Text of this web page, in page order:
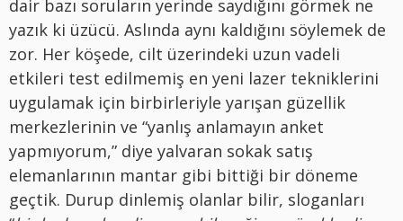
dair bazı soruların yerinde saydığını görmek ne
yazık ki üzücü. Aslında aynı kaldığını söylemek de
zor. Her köşede, cilt üzerindeki uzun vadeli
etkileri test edilmemiş en yeni lazer tekniklerini
uygulamak için birbirleriyle yarışan güzellik
merkezlerinin ve “yanlış anlamayın anket
yapmıyorum,” diye yalvaran sokak satış
elemanlarının mantar gibi bittiği bir döneme
geçtik. Durup dinlemiş olanlar bilir, sloganları